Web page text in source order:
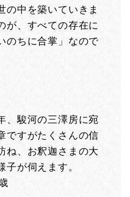
の中を築いていきま
が、すべての存在に
のちに合掌」なので
、駿河の三澤房に宛
ですがたくさんの信
ね、お釈迦さまの大
子が伺えます。